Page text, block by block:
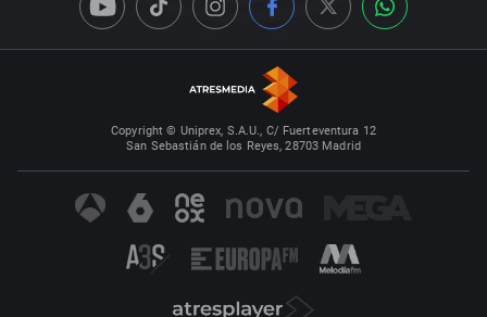
Copyright © Uniprex, S.A.U., C/ Fuerteventura 12
San Sebastián de los Reyes, 28703 Madrid